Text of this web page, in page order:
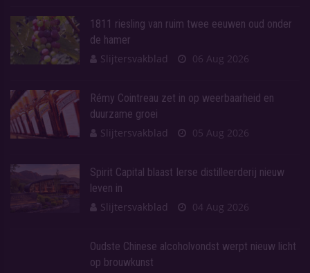
1811 riesling van ruim twee eeuwen oud onder
de hamer
Slijtersvakblad
06 Aug 2026
Rémy Cointreau zet in op weerbaarheid en
duurzame groei
Slijtersvakblad
05 Aug 2026
Spirit Capital blaast Ierse distilleerderij nieuw
leven in
Slijtersvakblad
04 Aug 2026
Oudste Chinese alcoholvondst werpt nieuw licht
op brouwkunst